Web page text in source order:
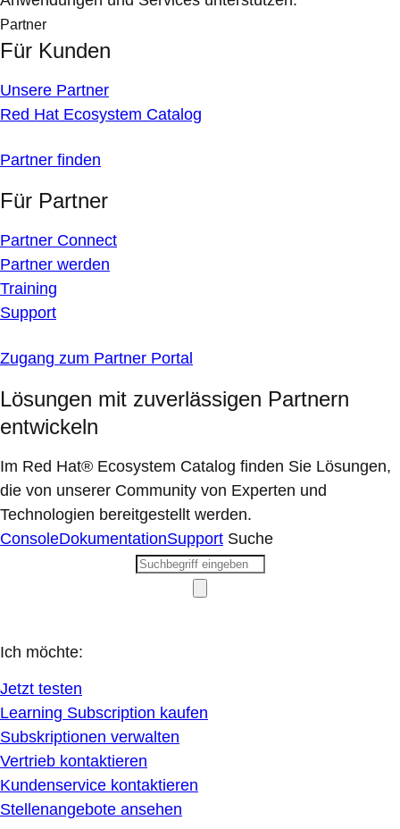
Partner
Für Kunden
Unsere Partner
Red Hat Ecosystem Catalog
Partner finden
Für Partner
Partner Connect
Partner werden
Training
Support
Zugang zum Partner Portal
Lösungen mit zuverlässigen Partnern
entwickeln
Im Red Hat® Ecosystem Catalog finden Sie Lösungen,
die von unserer Community von Experten und
Technologien bereitgestellt werden.
ConsoleDokumentationSupport Suche
Ich möchte:
Jetzt testen
Learning Subscription kaufen
Subskriptionen verwalten
Vertrieb kontaktieren
Kundenservice kontaktieren
Stellenangebote ansehen